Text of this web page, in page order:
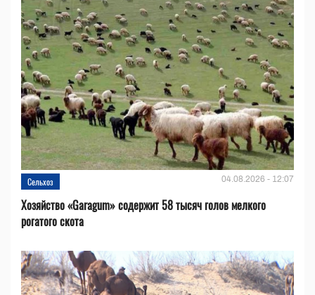
Сельхоз 04.08.2026 - 12:07
Хозяйство «Garagum» содержит 58 тысяч голов мелкого
рогатого скота